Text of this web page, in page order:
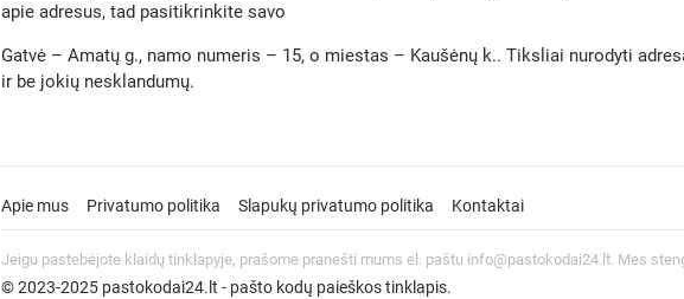
apie adresus, tad pasitikrinkite savo
Gatvė – Amatų g., namo numeris – 15, o miestas – Kaušėnų k.. Tiksliai nurodyti
ir be jokių nesklandumų.
Apie mus Privatumo politika Slapukų privatumo politika Kontaktai
Jeigu pastebėjote klaidų tinklapyje, prašome pranešti mums el. paštu info@pastokodai24.lt. Mes
© 2023-2025 pastokodai24.lt - pašto kodų paieškos tinklapis.